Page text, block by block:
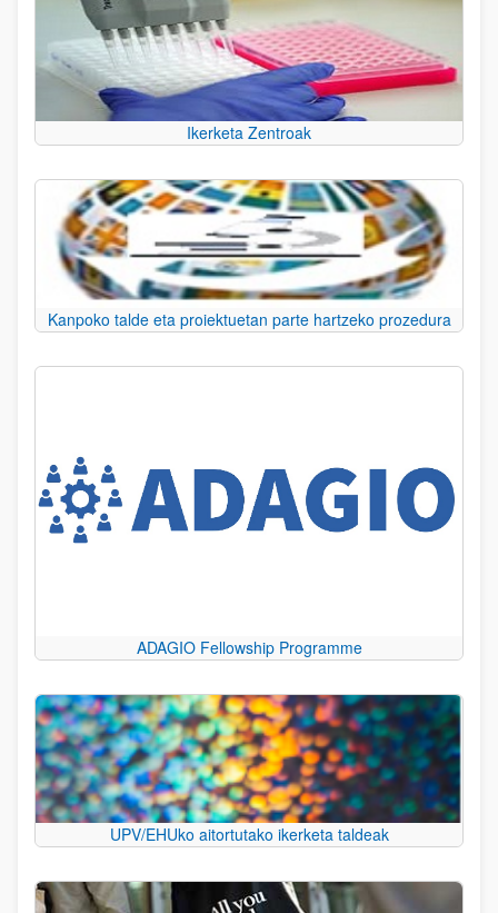
Ikerketa Zentroak
Kanpoko talde eta proiektuetan parte hartzeko prozedura
ADAGIO Fellowship Programme
UPV/EHUko aitortutako ikerketa taldeak